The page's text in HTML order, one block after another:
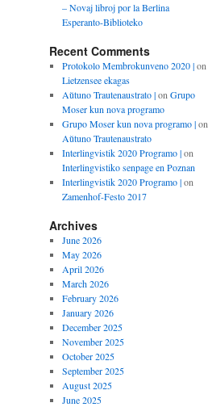
– Novaj libroj por la Berlina
Esperanto-Biblioteko
Recent Comments
Protokolo Membrokunveno 2020 |on
Lietzensee ekagas
Aŭtuno Trautenaustrato |on Grupo
Moser kun nova programo
Grupo Moser kun nova programo |on
Aŭtuno Trautenaustrato
Interlingvistik 2020 Programo |on
Interlingvistiko senpage en Poznan
Interlingvistik 2020 Programo |on
Zamenhof-Festo 2017
Archives
June 2026
May 2026
April 2026
March 2026
February 2026
January 2026
December 2025
November 2025
October 2025
September 2025
August 2025
June 2025